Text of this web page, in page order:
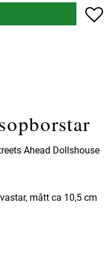
Ahead Dollshouse
mått ca 10,5 cm